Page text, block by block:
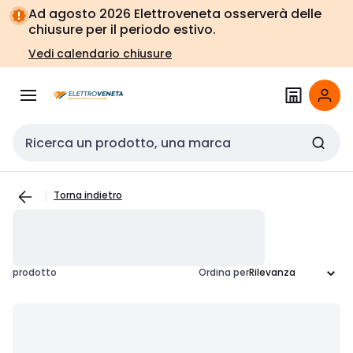
Vai alla
navigazione
Vai
alla
pagina
Ad agosto 2026 Elettroveneta osserverà delle
chiusure per il periodo estivo.
Vedi calendario chiusure
Cerca input
Torna indietro
prodotto Ordina per